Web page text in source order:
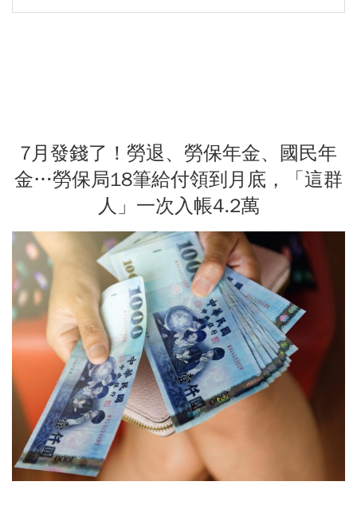
7月發錢了！勞退、勞保年金、國民年
金…勞保局18筆給付領到月底，「這群
人」一次入帳4.2萬